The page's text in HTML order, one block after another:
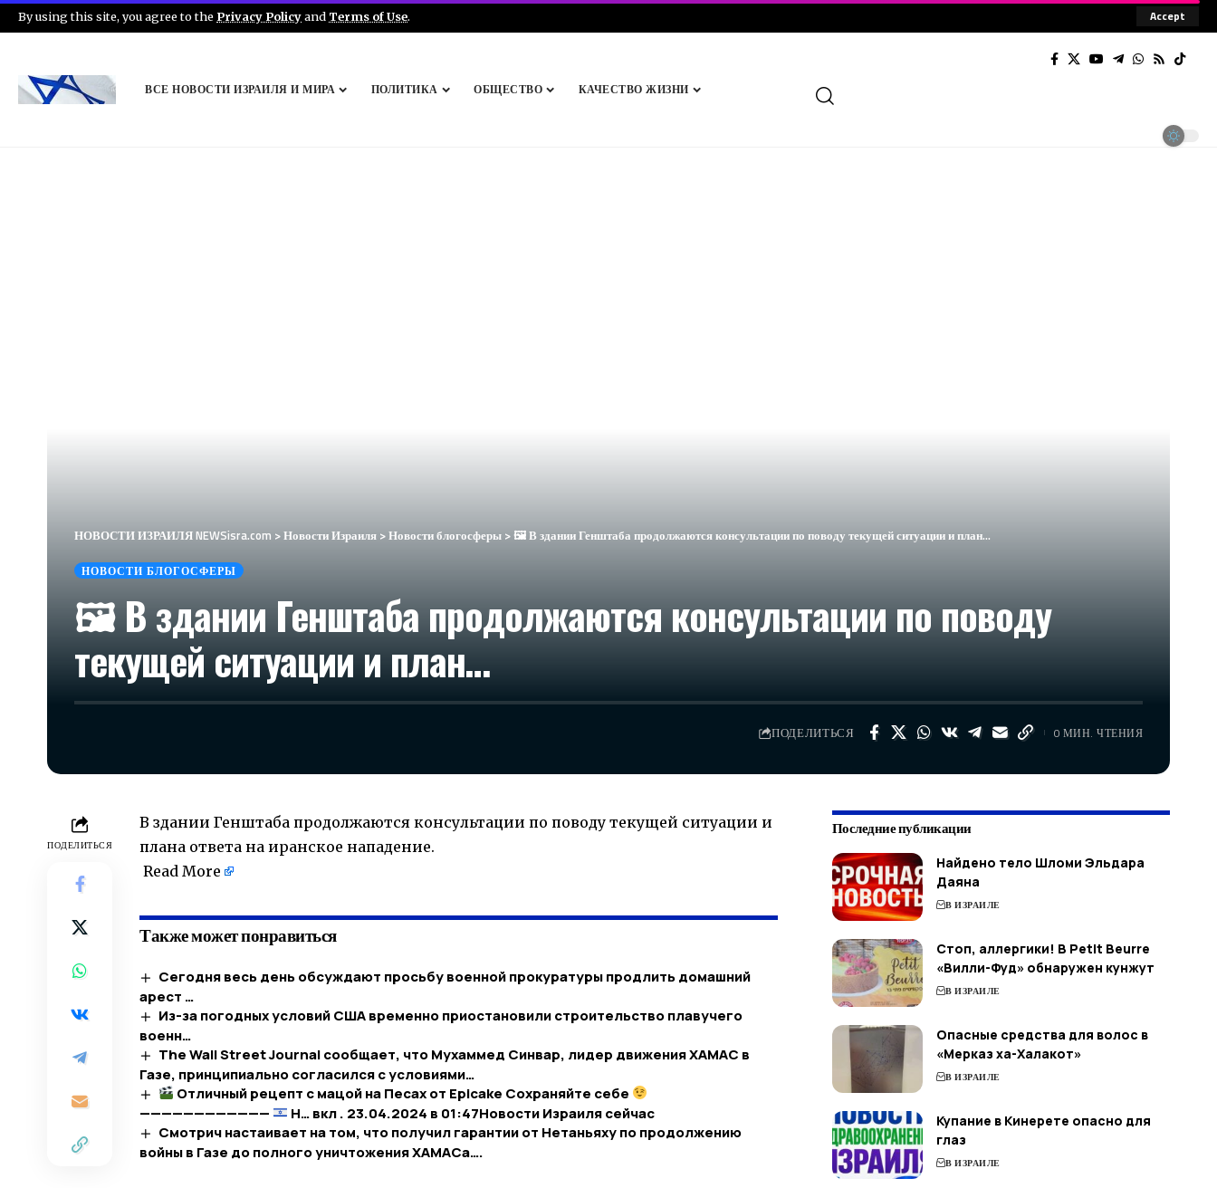
By using this site, you agree to the Privacy Policyand Terms of Use. Accept
ВСЕ НОВОСТИ ИЗРАИЛЯ И МИРА ПОЛИТИКА ОБЩЕСТВО КАЧЕСТВО ЖИЗНИ
НОВОСТИ ИЗРАИЛЯ NEWSisra.com >Новости Израиля >Новости блогосферы >🖼 В здании Генштаба продолжаются консультации по поводу текущей ситуации и план…
НОВОСТИ БЛОГОСФЕРЫ
🖼 В здании Генштаба продолжаются консультации по поводу
текущей ситуации и план…
ПОДЕЛИТЬСЯ 0 МИН. ЧТЕНИЯ
ПОДЕЛИТЬСЯ
В здании Генштаба продолжаются консультации по поводу текущей ситуации и
плана ответа на иранское нападение.
Read More
Также может понравиться
Сегодня весь день обсуждают просьбу военной прокуратуры продлить домашний
арест …
Из-за погодных условий США временно приостановили строительство плавучего
военн…
The Wall Street Journal сообщает, что Мухаммед Синвар, лидер движения ХАМАС в
Газе, принципиально согласился с условиями…
Отличный рецепт с мацой на Песах от Epicake Сохраняйте себе
————————————
Н… вкл . 23.04.2024 в 01:47​Новости Израиля сейчас
Смотрич настаивает на том, что получил гарантии от Нетаньяху по продолжению
войны в Газе до полного уничтожения ХАМАСа….
Последние публикации
Найдено тело Шломи Эльдара
Даяна
В ИЗРАИЛЕ
Стоп, аллергики! В Petit Beurre
«Вилли-Фуд» обнаружен кунжут
В ИЗРАИЛЕ
Опасные средства для волос в
«Мерказ ха-Халакот»
В ИЗРАИЛЕ
Купание в Кинерете опасно для
глаз
В ИЗРАИЛЕ